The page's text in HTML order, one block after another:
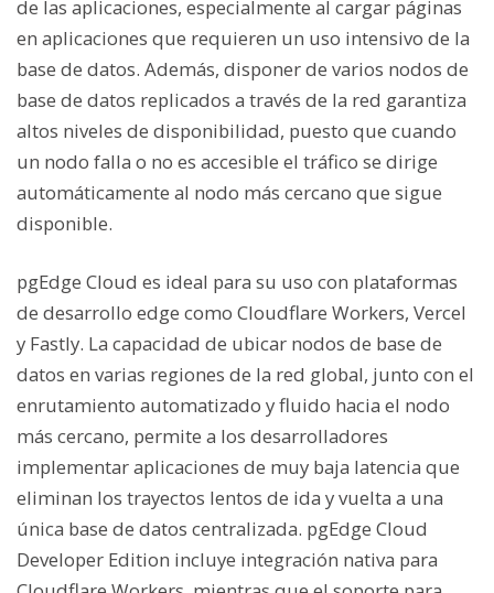
de las aplicaciones, especialmente al cargar páginas
en aplicaciones que requieren un uso intensivo de la
base de datos. Además, disponer de varios nodos de
base de datos replicados a través de la red garantiza
altos niveles de disponibilidad, puesto que cuando
un nodo falla o no es accesible el tráfico se dirige
automáticamente al nodo más cercano que sigue
disponible.
pgEdge Cloud es ideal para su uso con plataformas
de desarrollo edge como Cloudflare Workers, Vercel
y Fastly. La capacidad de ubicar nodos de base de
datos en varias regiones de la red global, junto con el
enrutamiento automatizado y fluido hacia el nodo
más cercano, permite a los desarrolladores
implementar aplicaciones de muy baja latencia que
eliminan los trayectos lentos de ida y vuelta a una
única base de datos centralizada. pgEdge Cloud
Developer Edition incluye integración nativa para